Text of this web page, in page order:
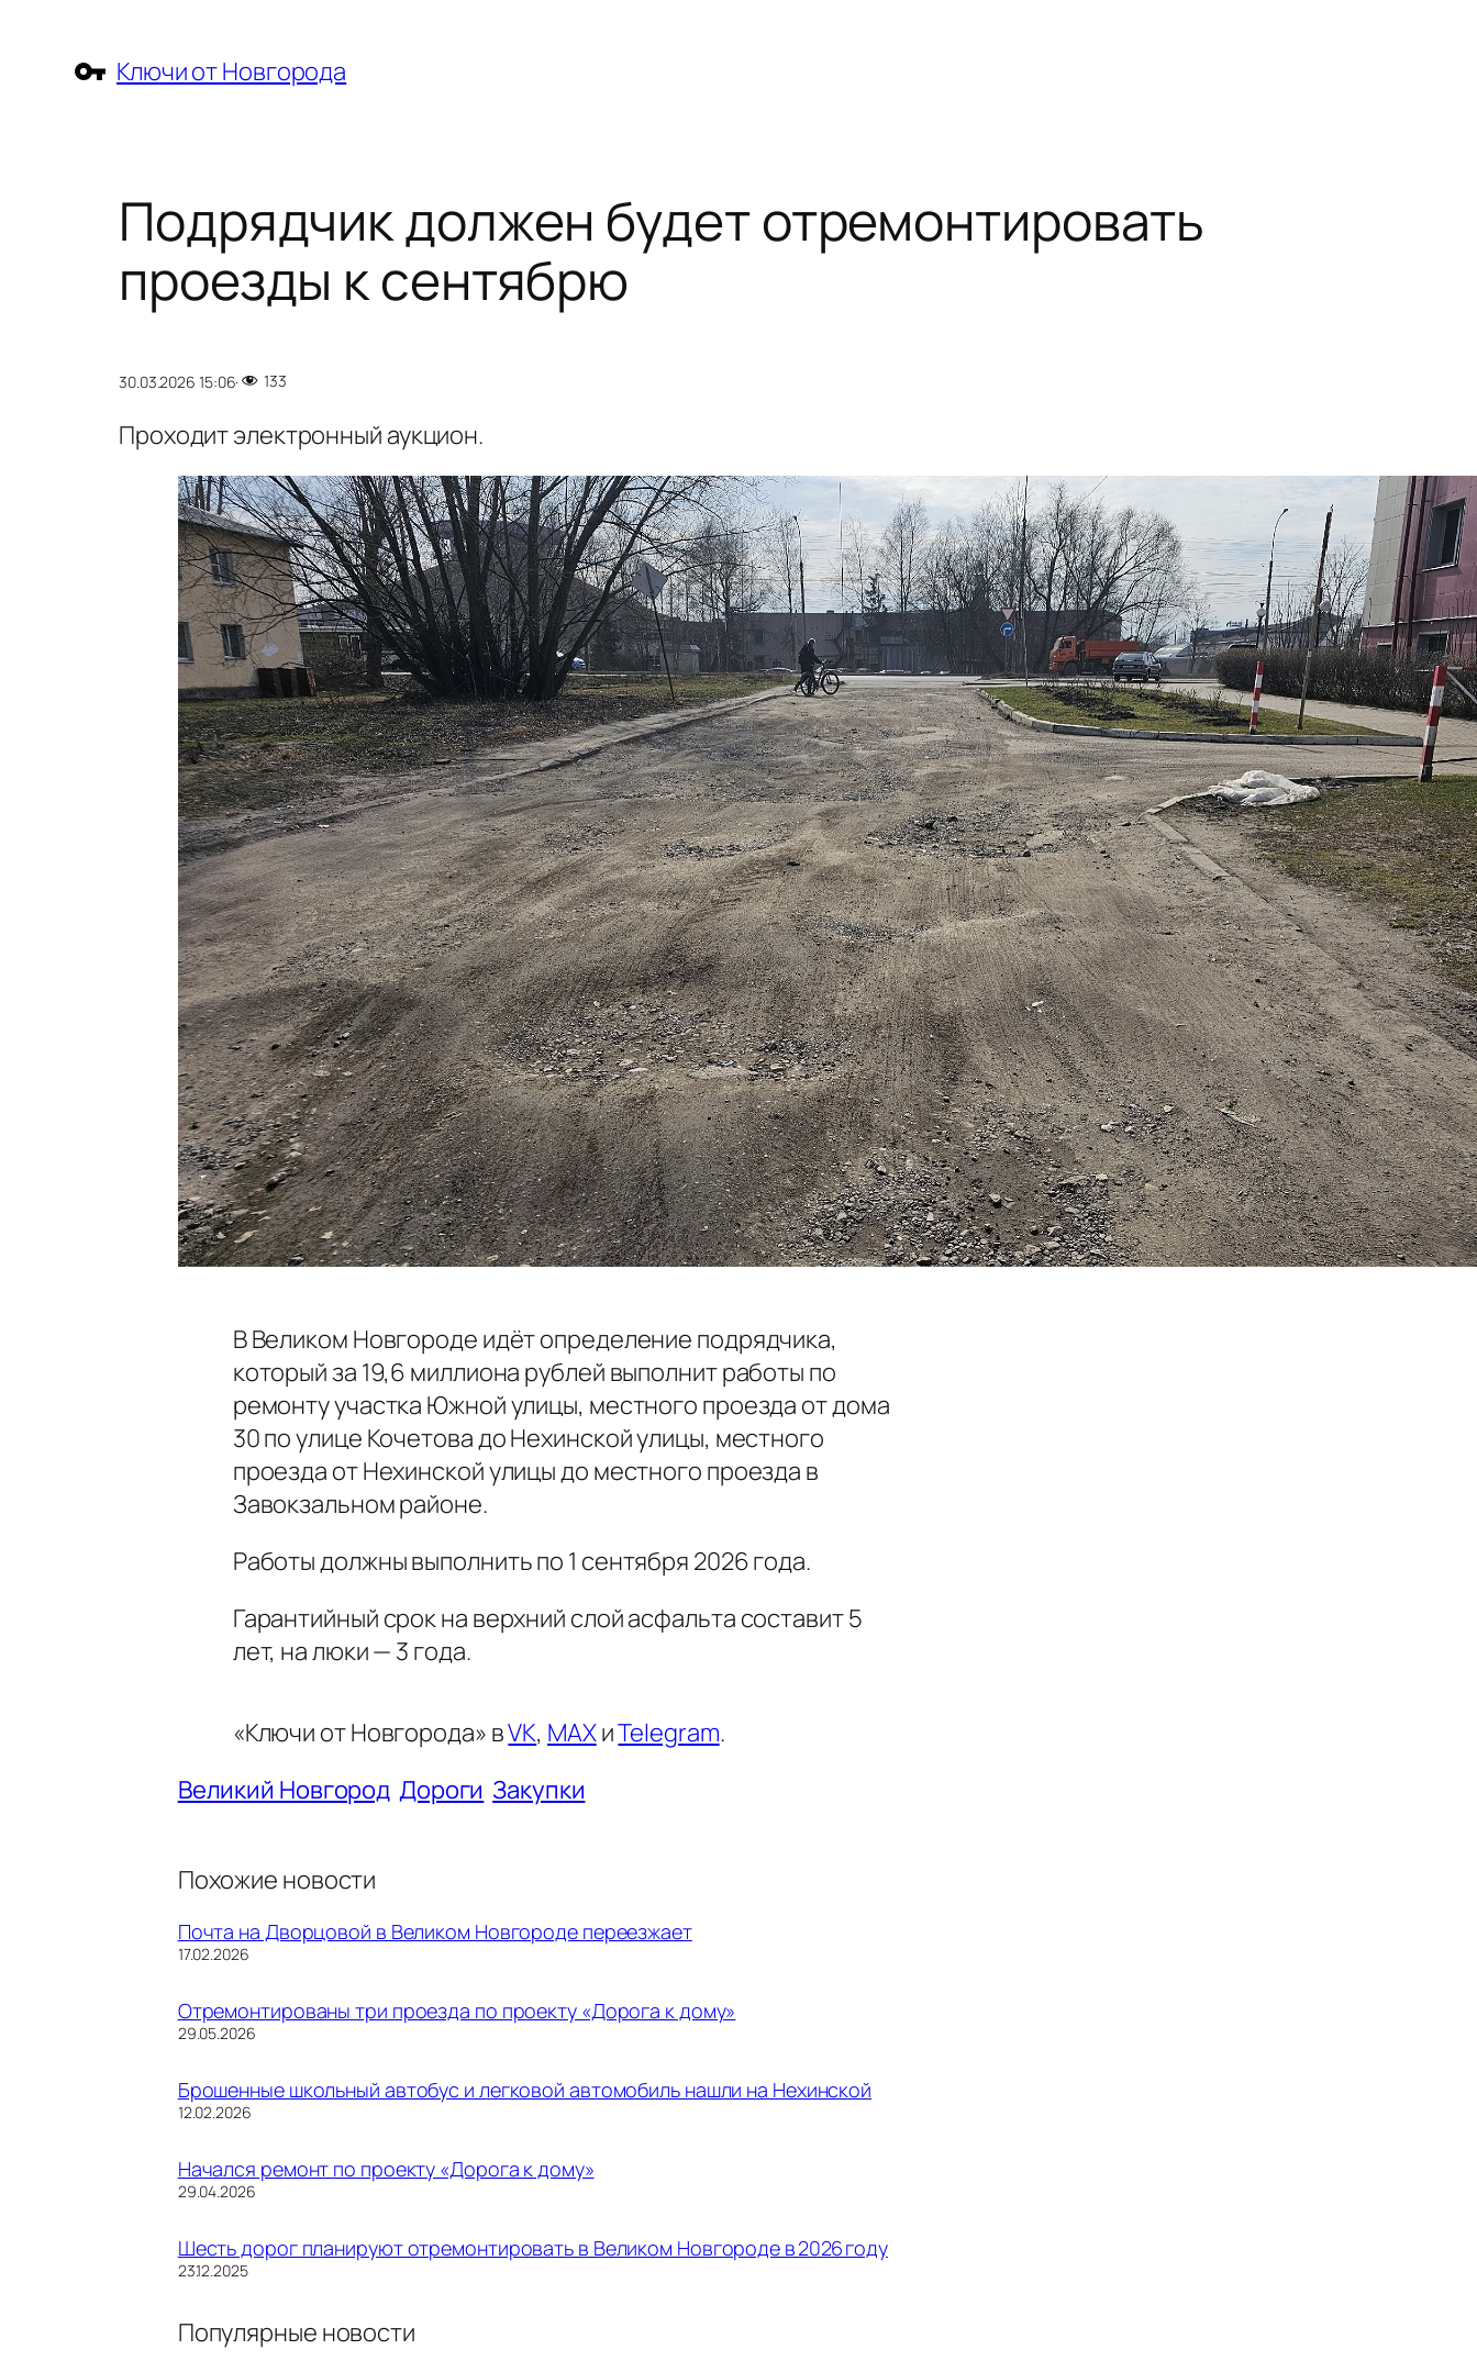
содержимому
Ключи от Новгорода
Подрядчик должен будет отремонтировать
проезды к сентябрю
30.03.2026 15:06· 133
Проходит электронный аукцион.
В Великом Новгороде идёт определение подрядчика,
который за 19,6 миллиона рублей выполнит работы по
ремонту участка Южной улицы, местного проезда от дома
30 по улице Кочетова до Нехинской улицы, местного
проезда от Нехинской улицы до местного проезда в
Завокзальном районе.
Работы должны выполнить по 1 сентября 2026 года.
Гарантийный срок на верхний слой асфальта составит 5
лет, на люки — 3 года.
«Ключи от Новгорода» вVK, MAXиTelegram.
Великий Новгород Дороги Закупки
Похожие новости
Почта на Дворцовой в Великом Новгороде переезжает
Дата
17.02.2026
Отремонтированы три проезда по проекту «Дорога к дому»
Дата
29.05.2026
Брошенные школьный автобус и легковой автомобиль нашли на Нехинской
Дата
12.02.2026
Начался ремонт по проекту «Дорога к дому»
Дата
29.04.2026
Шесть дорог планируют отремонтировать в Великом Новгороде в 2026 году
Дата
23.12.2025
Популярные новости